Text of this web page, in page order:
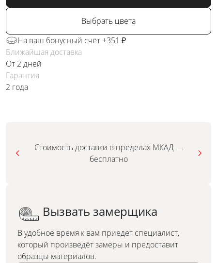
Выбрать цвета
На ваш бонусный счёт +351 ₽
Ближайшая доставка
От 2 дней
Гарантия
2 года
Стоимость доставки в пределах МКАД —
бесплатно
Вызвать замерщика
В удобное время к вам приедет специалист,
который произведёт замеры и предоставит
образцы материалов.